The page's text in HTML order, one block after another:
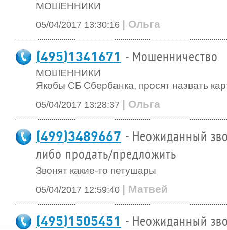
МОШЕННИКИ
05/04/2017 13:30:16 | Ольга
(495)1341671 - Мошенничество
МОШЕННИКИ
Якобы СБ Сбербанка, просят назвать
05/04/2017 13:28:37 | Ольга
(499)3489667 - Неожиданный
либо продать/предложить
Звонят какие-то петушары
05/04/2017 12:59:40 | Матвей
(495)1505451 - Неожиданный